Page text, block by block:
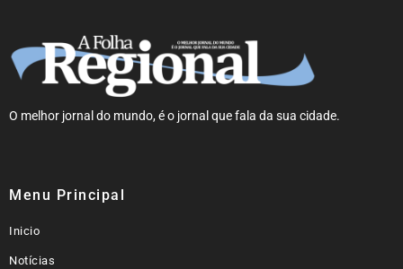
O melhor jornal do mundo, é o jornal que fala da sua cidade.
Menu Principal
Inicio
Notícias